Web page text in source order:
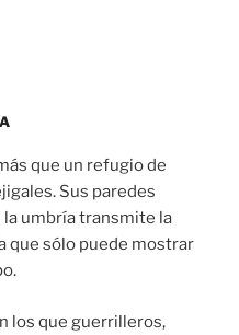
que un refugio de
Sus paredes
umbría transmite la
que sólo puede mostrar
los que guerrilleros,